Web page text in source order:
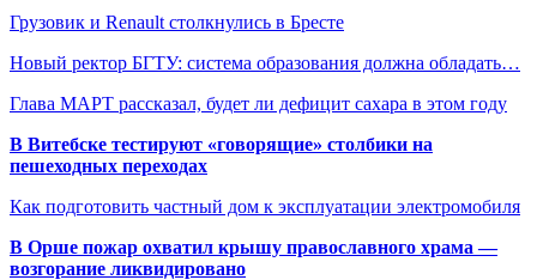
Грузовик и Renault столкнулись в Бресте
Новый ректор БГТУ: система образования должна обладать…
Глава МАРТ рассказал, будет ли дефицит сахара в этом году
В Витебске тестируют «говорящие» столбики на
пешеходных переходах
Как подготовить частный дом к эксплуатации электромобиля
В Орше пожар охватил крышу православного храма —
возгорание ликвидировано